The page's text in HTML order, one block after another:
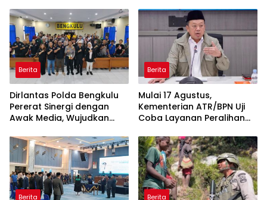
Rakyat Kabupaten Kaur
kepada Pemenang Lelang
Berita
Dirlantas Polda Bengkulu
Pererat Sinergi dengan
Awak Media, Wujudkan
dan Berkualitas
Berita
Mulai 17 Agustus,
Kementerian ATR/BPN Uji
Coba Layanan Peralihan
Berita Berita